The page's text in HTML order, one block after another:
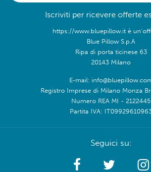
Iscriviti per ricevere offerte
https://www.bluepillow.it è
Blue Pillow S.p.A
Ripa di porta ticinese 63
20143 Milano
E-mail:
Registro Imprese di Milano Monza
Numero REA MI - 2122445
Partita IVA:
Seguici su: